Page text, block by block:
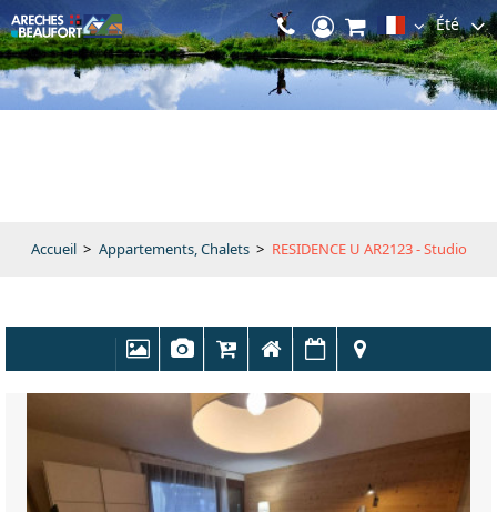
Été
Accueil > Appartements, Chalets > RESIDENCE U AR2123 - Studio